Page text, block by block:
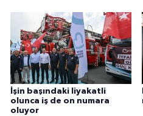
İşin başındaki liyakatli
olunca iş de on numara
oluyor